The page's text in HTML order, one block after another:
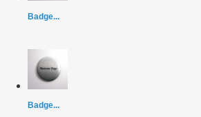
Badge...
Badge...